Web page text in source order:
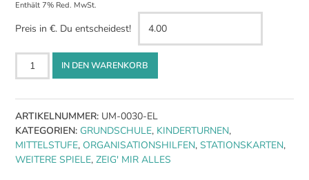
Enthält 7% Red. MwSt.
Preis in €. Du entscheidest!
Feuer-
Wasser-
Symbolkarten
Menge
IN DEN WARENKORB
ARTIKELNUMMER: UM-0030-EL
KATEGORIEN: GRUNDSCHULE, KINDERTURNEN,
MITTELSTUFE, ORGANISATIONSHILFEN,STATIONSKARTEN,
WEITERE SPIELE,ZEIG' MIR ALLES